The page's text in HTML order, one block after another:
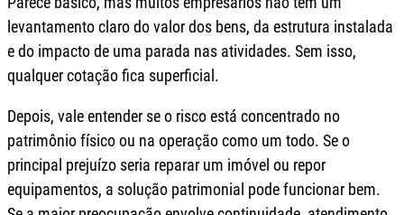
levantamento claro do valor dos bens, da estrutura instalada
e do impacto de uma parada nas atividades. Sem isso,
qualquer cotação fica superficial.
Depois, vale entender se o risco está concentrado no
patrimônio físico ou na operação como um todo. Se o
principal prejuízo seria reparar um imóvel ou repor
equipamentos, a solução patrimonial pode funcionar bem.